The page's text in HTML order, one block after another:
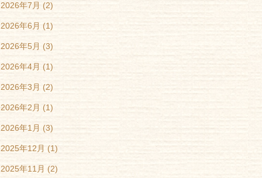
2026年7月 (2)
2026年6月 (1)
2026年5月 (3)
2026年4月 (1)
2026年3月 (2)
2026年2月 (1)
2026年1月 (3)
2025年12月 (1)
2025年11月 (2)